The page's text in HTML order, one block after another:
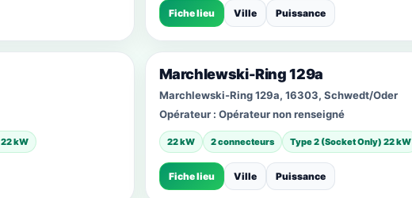
Fiche lieu Ville Puissance
kW
Marchlewski-Ring 129a
Marchlewski-Ring 129a, 16303, Schwedt/Oder
Opérateur : Opérateur non renseigné
22 kW 2 connecteurs Type 2 (Socket Only) 22 kW
Fiche lieu Ville Puissance